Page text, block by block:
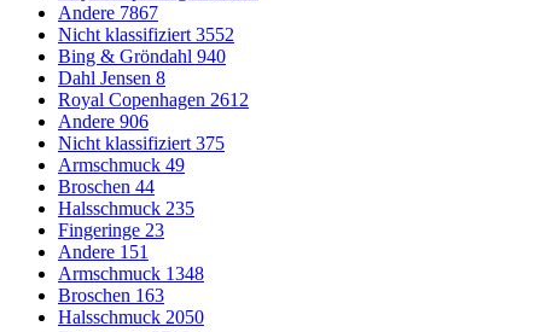
Andere 7867
Nicht klassifiziert 3552
Bing & Gröndahl 940
Dahl Jensen 8
Royal Copenhagen 2612
Andere 906
Nicht klassifiziert 375
Armschmuck 49
Broschen 44
Halsschmuck 235
Fingeringe 23
Andere 151
Armschmuck 1348
Broschen 163
Halsschmuck 2050